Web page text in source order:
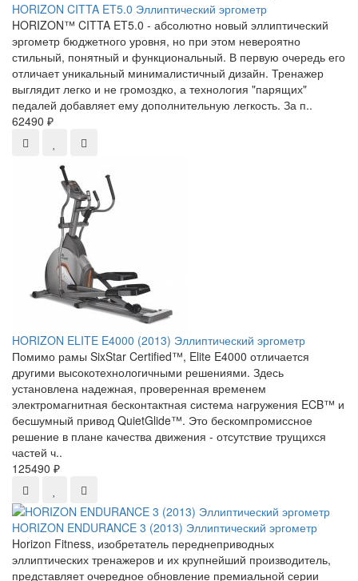
HORIZON CITTA ET5.0 Эллиптический эргометр
HORIZON™ CITTA ET5.0 - абсолютно новый эллиптический
эргометр бюджетного уровня, но при этом невероятно
стильный, понятный и функциональный. В первую очередь его
отличает уникальный минималистичный дизайн. Тренажер
выглядит легко и не громоздко, а технология "парящих"
педалей добавляет ему дополнительную легкость. За п..
62490 ₽
HORIZON ELITE E4000 (2013) Эллиптический эргометр
Помимо рамы SixStar Certified™, Elite E4000 отличается
другими высокотехнологичными решениями. Здесь
установлена надежная, проверенная временем
электромагнитная бесконтактная система нагружения ECB™ и
бесшумный привод QuietGlide™. Это бескомпромиссное
решение в плане качества движения - отсутствие трущихся
частей ч..
125490 ₽
HORIZON ENDURANCE 3 (2013) Эллиптический эргометр
Horizon Fitness, изобретатель переднеприводных
эллиптических тренажеров и их крупнейший производитель,
представляет очередное обновление премиальной серии